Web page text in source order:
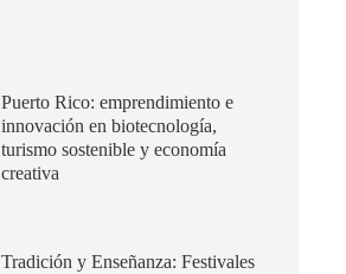
Puerto Rico: emprendimiento e
innovación en biotecnología,
turismo sostenible y economía
creativa
Tradición y Enseñanza: Festivales